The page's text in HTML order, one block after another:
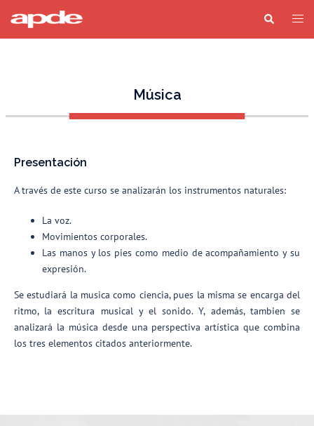
Música
Presentación
A través de este curso se analizarán los instrumentos naturales:
La voz.
Movimientos corporales.
Las manos y los pies como medio de acompañamiento y su
expresión.
Se estudiará la musica como ciencia, pues la misma se encarga del
ritmo, la escritura musical y el sonido. Y, además, tambien se
analizará la música desde una perspectiva artística que combina
los tres elementos citados anteriormente.